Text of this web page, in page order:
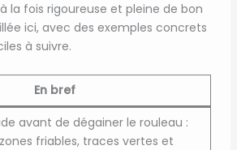
la fois rigoureuse et pleine de bon
ici, avec des exemples concrets
à suivre.
En bref
avant de dégainer le rouleau :
friables, traces vertes et